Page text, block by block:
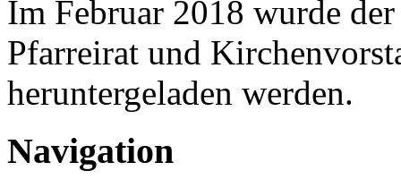
Im Februar 2018 wurde
Pfarreirat und
heruntergeladen werden.
Navigation